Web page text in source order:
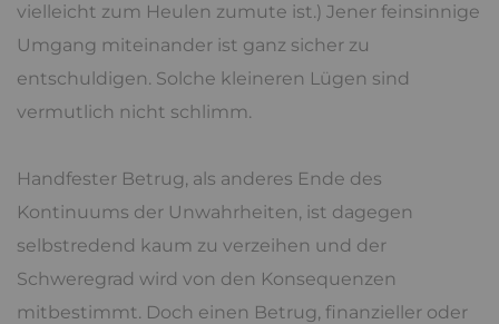
vielleicht zum Heulen zumute ist.) Jener feinsinnige
Umgang miteinander ist ganz sicher zu
entschuldigen. Solche kleineren Lügen sind
vermutlich nicht schlimm.
Handfester Betrug, als anderes Ende des
Kontinuums der Unwahrheiten, ist dagegen
selbstredend kaum zu verzeihen und der
Schweregrad wird von den Konsequenzen
mitbestimmt. Doch einen Betrug, finanzieller oder